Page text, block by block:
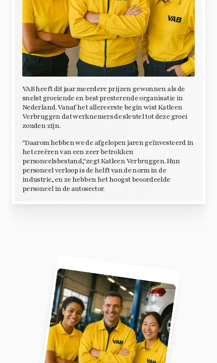
VAB heeft dit jaar meerdere prijzen gewonnen als de
snelst groeiende en best presterende organisatie in
Nederland. Vanaf het allereerste begin wist Katleen
Verbruggen dat werknemers de sleutel tot deze groei
zouden zijn.
"Daarom hebben we de afgelopen jaren geïnvesteerd in
het creëren van een zeer betrokken
personeelsbestand,"zegt Katleen Verbruggen. Hun
personeel verloop is de helft van de norm in de
industrie, en ze hebben het hoogst beoordeelde
personeel in de autosector.